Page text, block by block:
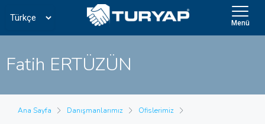
Menü
Fatih ERTÜZÜN
Ana Sayfa Danışmanlarımız Ofislerimiz